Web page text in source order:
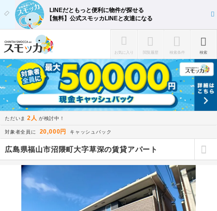
LINEだともっと便利に物件が探せる
【無料】公式スモッカLINEと友達になる
お気に入り 閲覧履歴 検索条件 検索
ただいま 2人 が検討中！
対象者全員に 20,000円 キャッシュバック
広島県福山市沼隈町大字草深の賃貸アパート